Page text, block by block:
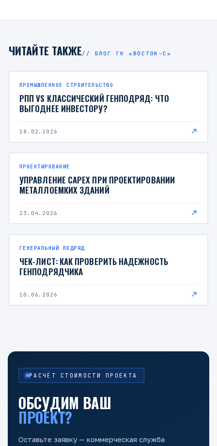
ЧИТАЙТЕ ТАКЖЕ// БЛОГ ГК «ВОСТОК-С»
ПРОМЫШЛЕННОЕ СТРОИТЕЛЬСТВО
РПП VS КЛАССИЧЕСКИЙ ГЕНПОДРЯД: ЧТО
ВЫГОДНЕЕ ИНВЕСТОРУ?
18.02.2026
ПРОЕКТИРОВАНИЕ
УПРАВЛЕНИЕ CAPEX ПРИ ПРОЕКТИРОВАНИИ
МЕТАЛЛОЕМКИХ ЗДАНИЙ
23.04.2026
ГЕНЕРАЛЬНЫЙ ПОДРЯД
ЧЕК-ЛИСТ: КАК ПРОВЕРИТЬ НАДЕЖНОСТЬ
ГЕНПОДРЯДЧИКА
10.06.2026
РАСЧЁТ СТОИМОСТИ ПРОЕКТА
ОБСУДИМ ВАШ
ПРОЕКТ?
Оставьте заявку — коммерческая служба